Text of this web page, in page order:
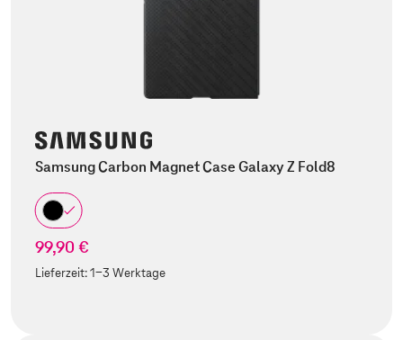
Samsung Carbon Magnet Case Galaxy Z Fold8
99,90 €
Lieferzeit:1-3 Werktage